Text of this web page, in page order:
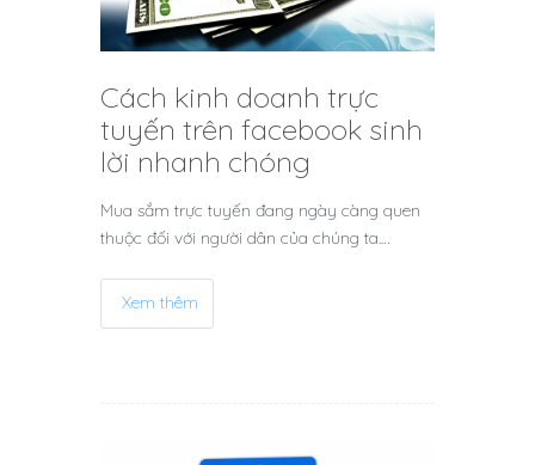
Cách kinh doanh trực
tuyến trên facebook sinh
lời nhanh chóng
Mua sắm trực tuyến đang ngày càng quen
thuộc đối với người dân của chúng ta.…
Xem thêm